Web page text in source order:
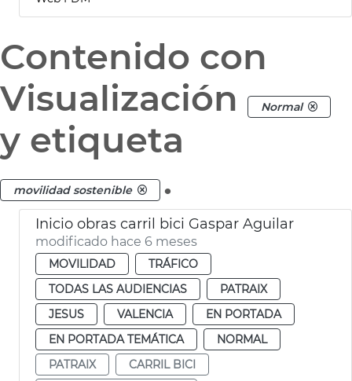
Contenido con
Visualización
Normal
y etiqueta
movilidad sostenible .
Inicio obras carril bici Gaspar Aguilar
modificado hace 6 meses
MOVILIDAD
TRÁFICO
TODAS LAS AUDIENCIAS
PATRAIX
JESUS
VALENCIA
EN PORTADA
EN PORTADA TEMÁTICA
NORMAL
PATRAIX
CARRIL BICI